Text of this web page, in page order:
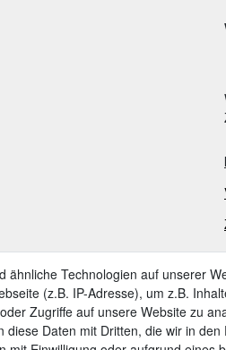
ähnliche Technologien auf unserer
(z.B. IP-Adresse), um z.B.
Zugriffe auf unsere Website zu
diese Daten mit Dritten, die wir in